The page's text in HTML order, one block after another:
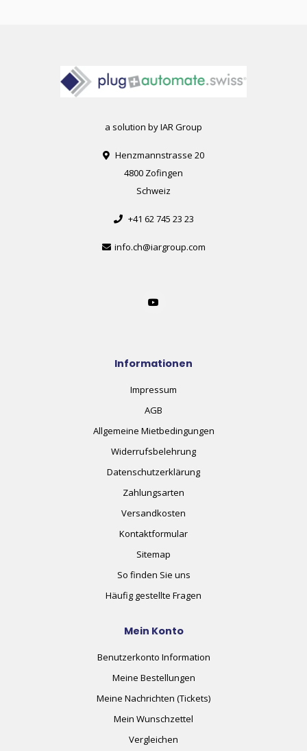
a solution by IAR Group
Henzmannstrasse 20
4800 Zofingen
Schweiz
+41 62 745 23 23
info.ch@iargroup.com
Informationen
Impressum
AGB
Allgemeine Mietbedingungen
Widerrufsbelehrung
Datenschutzerklärung
Zahlungsarten
Versandkosten
Kontaktformular
Sitemap
So finden Sie uns
Häufig gestellte Fragen
Mein Konto
Benutzerkonto Information
Meine Bestellungen
Meine Nachrichten (Tickets)
Mein Wunschzettel
Vergleichen